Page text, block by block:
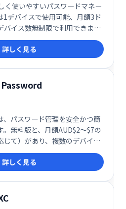
使いやすいパスワードマネー
1デバイスで使用可能、月額3ド
バイス数無制限で利用できま
ーションと、複数のデバイス間
同期機能で、安全で快適なパ
ます。
詳しく見る
パスワード管理を安全かつ簡
無料版と、月額AUD$2～$7の
じて）があり、複数のデバイス
スワード保存などが可能です。
パスワードジェネレーター、
力なセキュリティであなたのデ
料版でも基本機能は利用できま
詳しく見る